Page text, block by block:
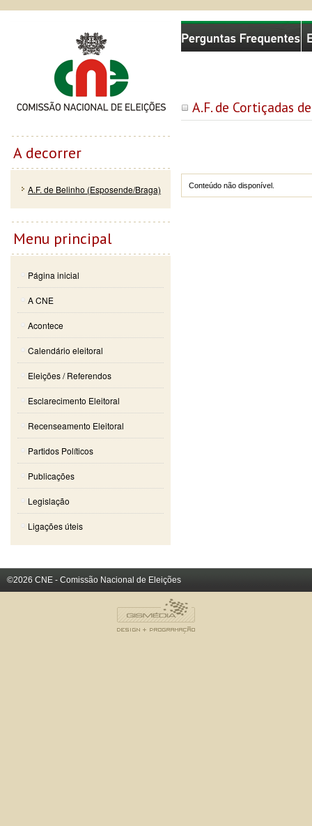
A.F. de Cortiçadas
Conteúdo não disponível.
Comissão Nacional de Eleições
A decorrer
A.F. de Belinho (Esposende/Braga)
Menu principal
Página inicial
A CNE
Acontece
Calendário eleitoral
Eleições / Referendos
Esclarecimento Eleitoral
Recenseamento Eleitoral
Partidos Políticos
Publicações
Legislação
Ligações úteis
©2026 CNE - Comissão Nacional de Eleições